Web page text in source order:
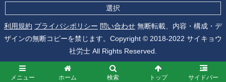
選択
利用規約 プライバシポリシー 問い合わせ 無断転載、内容・構成・デ
ザインの無断コピーを禁じます。Copyright © 2018-2022 サイキョウ
社労士 All Rights Reserved.
メニュー ホーム 検索 トップ サイドバー